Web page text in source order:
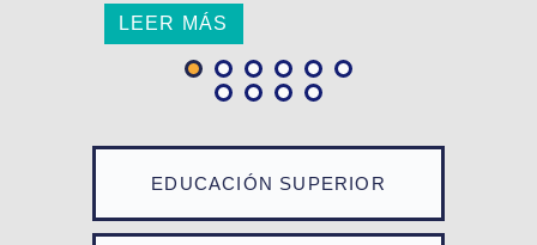
EDUCACIÓN SUPERIOR
LEER MÁS